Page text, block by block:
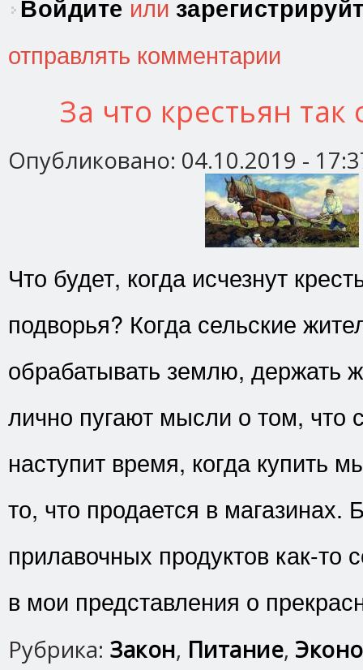
Войдите или
отправлять комментарии
За что крестьян так
Опубликовано: 04.10.2019 -
Что будет, когда исчезнут
подворья? Когда сельские
обрабатывать землю, держать
лично пугают мысли о том, что
наступит время, когда купить
то, что продается в магазинах.
прилавочных продуктов как-то
в мои представления о
Рубрика: Закон, Питание,